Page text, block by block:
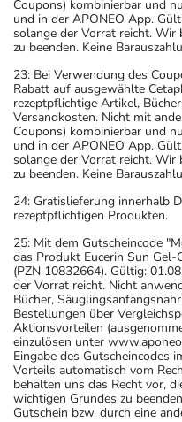
Coupons) kombinierbar und
und in der APONEO App.
solange der Vorrat reicht.
zu beenden. Keine
23: Bei Verwendung des
Rabatt auf ausgewählte
rezeptpflichtige Artikel,
Versandkosten. Nicht mit
Coupons) kombinierbar und
und in der APONEO App.
solange der Vorrat reicht.
zu beenden. Keine
24: Gratislieferung innerhalb
rezeptpflichtigen Produkten.
25: Mit dem Gutscheincode
das Produkt Eucerin Sun
(PZN 10832664). Gültig:
der Vorrat reicht. Nicht
Bücher,
Bestellungen über
Aktionsvorteilen
einzulösen unter
Eingabe des Gutscheincodes
Vorteils automatisch vom
behalten uns das Recht vor,
wichtigen Grundes zu
Gutschein bzw. durch eine